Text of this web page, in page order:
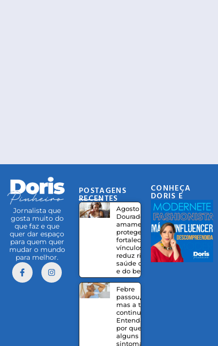
Jornalista que
gosta muito do
que faz e que
quer dar espaço
para quem quer
mudar o mundo
para melhor.
POSTAGENS
RECENTES
Agosto
Dourado:
amamentação
protege,
fortalece
vínculos e
reduz riscos à
saúde da mãe
e do bebê
Febre
passou,
mas a tosse
continua?
Entenda
por que
alguns
sintomas
CONHEÇA
DORIS E
EQUIPE